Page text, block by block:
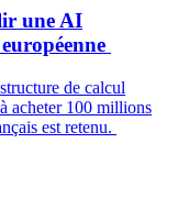
une AI
de calcul
acheter 100 millions
est retenu.